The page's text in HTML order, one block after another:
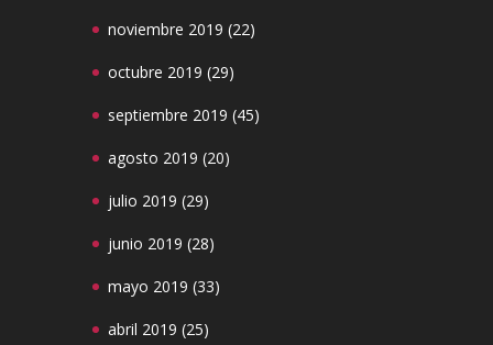
noviembre 2019 (22)
octubre 2019 (29)
septiembre 2019 (45)
agosto 2019 (20)
julio 2019 (29)
junio 2019 (28)
mayo 2019 (33)
abril 2019 (25)